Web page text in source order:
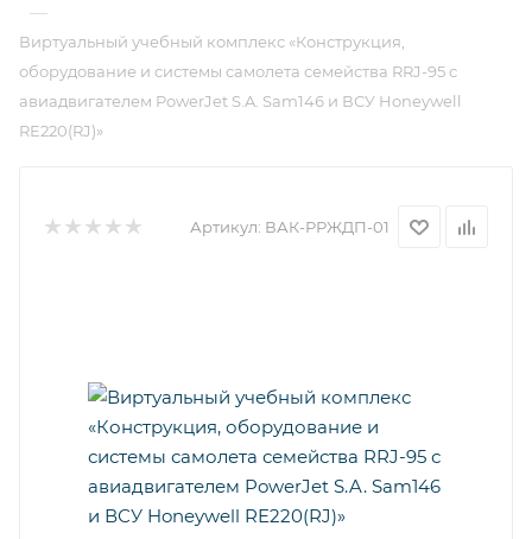
—
Виртуальный учебный комплекс «Конструкция,
оборудование и системы самолета семейства RRJ-95 с
авиадвигателем PowerJet S.A. Sam146 и ВСУ Honeywell
RE220(RJ)»
Артикул: ВАК-РРЖДП-01